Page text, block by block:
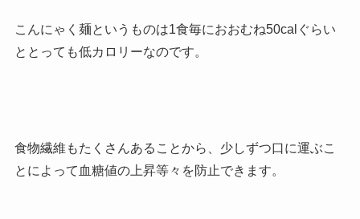
こんにゃく麺というものは1食毎におおむね50calぐらい
ととっても低カロリーなのです。
食物繊維もたくさんあることから、少しずつ口に運ぶこ
とによって血糖値の上昇等々を防止できます。